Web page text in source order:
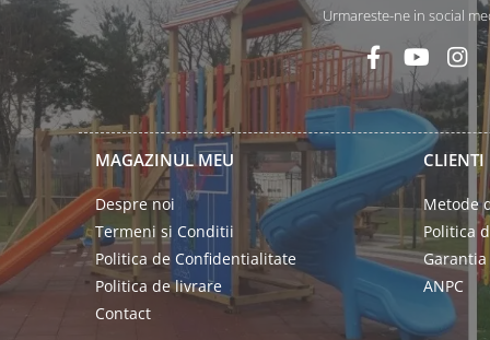
Urmareste-ne in social
MAGAZINUL MEU
Despre noi
Termeni si Conditii
Politica de Confidentialitate
Politica de livrare
Contact
CLIENTI
Metode
Politica
ANPC